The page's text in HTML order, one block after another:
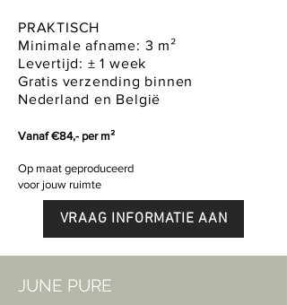
PRAKTISCH
Minimale afname: 3 m²
Levertijd: ± 1 week
Gratis verzending binnen
Nederland en België
Vanaf €84,- per m²
Op maat geproduceerd
voor jouw ruimte
VRAAG INFORMATIE AAN
JUNE PURE